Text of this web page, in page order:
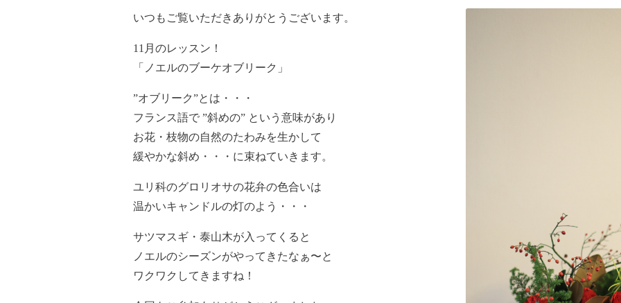
いつもご覧いただきありがとうございます。
11月のレッスン！
「ノエルのブーケオブリーク」
”オブリーク”とは・・・
フランス語で ”斜めの” という意味があり
お花・枝物の自然のたわみを生かして
緩やかな斜め・・・に束ねていきます。
ユリ科のグロリオサの花弁の色合いは
温かいキャンドルの灯のよう・・・
サツマスギ・泰山木が入ってくると
ノエルのシーズンがやってきたなぁ〜と
ワクワクしてきますね！